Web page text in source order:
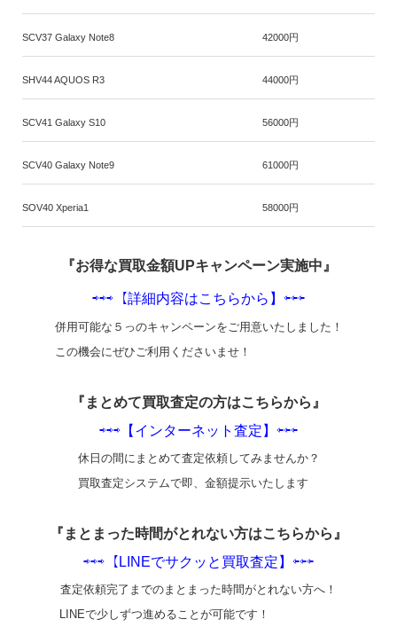
SCV37 Galaxy Note8 42000円
SHV44 AQUOS R3 44000円
SCV41 Galaxy S10 56000円
SCV40 Galaxy Note9 61000円
SOV40 Xperia1 58000円
『お得な買取金額UPキャンペーン実施中』
⇨⇨⇨【詳細内容はこちらから】⇦⇦⇦
併用可能な５っのキャンペーンをご用意いたしました！
この機会にぜひご利用くださいませ！
『まとめて買取査定の方はこちらから』
⇨⇨⇨【インターネット査定】⇦⇦⇦
休日の間にまとめて査定依頼してみませんか？
買取査定システムで即、金額提示いたします
『まとまった時間がとれない方はこちらから』
⇨⇨⇨【LINEでサクッと買取査定】⇦⇦⇦
査定依頼完了までのまとまった時間がとれない方へ！
LINEで少しずつ進めることが可能です！